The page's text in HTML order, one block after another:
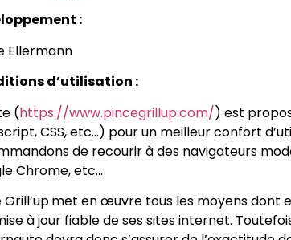
:
Ellermann
d’utilisation :
(https://www.pincegrillup.com/) est
CSS, etc…) pour un meilleur confort
de recourir à des navigateurs
Chrome, etc…
Grill’upmet en œuvre tous les moyens dont
à jour fiable de ses sites internet.